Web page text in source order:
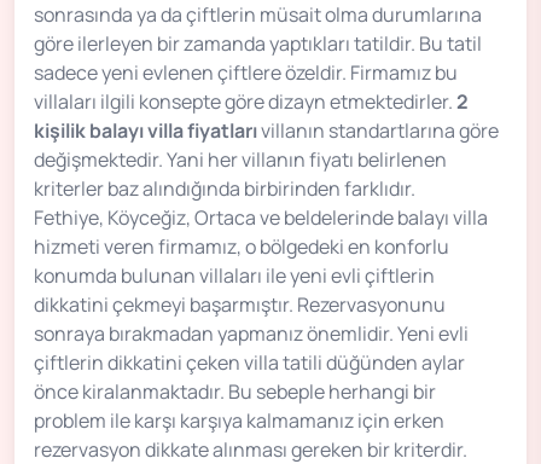
sonrasında ya da çiftlerin müsait olma durumlarına
göre ilerleyen bir zamanda yaptıkları tatildir. Bu tatil
sadece yeni evlenen çiftlere özeldir. Firmamız bu
villaları ilgili konsepte göre dizayn etmektedirler.2
kişilik balayı villa fiyatlarıvillanın standartlarına göre
değişmektedir. Yani her villanın fiyatı belirlenen
kriterler baz alındığında birbirinden farklıdır.
Fethiye, Köyceğiz, Ortaca ve beldelerinde balayı villa
hizmeti veren firmamız, o bölgedeki en konforlu
konumda bulunan villaları ile yeni evli çiftlerin
dikkatini çekmeyi başarmıştır. Rezervasyonunu
sonraya bırakmadan yapmanız önemlidir. Yeni evli
çiftlerin dikkatini çeken villa tatili düğünden aylar
önce kiralanmaktadır. Bu sebeple herhangi bir
problem ile karşı karşıya kalmamanız için erken
rezervasyon dikkate alınması gereken bir kriterdir.